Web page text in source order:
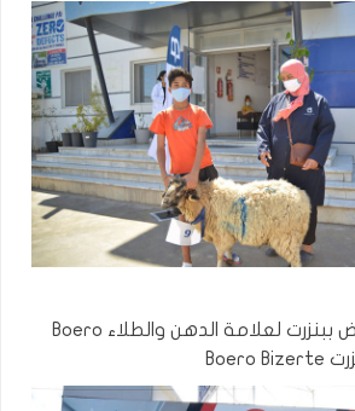
افتتاح قاعة عرض ببنزرت لعلامة الدهن والطلاء Boero